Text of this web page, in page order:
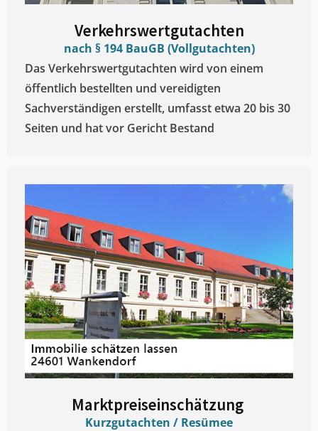
Verkehrswertgutachten
nach § 194 BauGB (Vollgutachten)
Das Verkehrswertgutachten wird von einem
öffentlich bestellten und vereidigten
Sachverständigen erstellt, umfasst etwa 20 bis 30
Seiten und hat vor Gericht Bestand
Marktpreiseinschätzung ​
Kurzgutachten / Resümee